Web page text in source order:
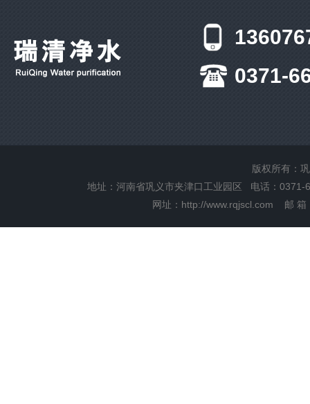
0371-
版权所有：
地址：河南省巩义市夹津口工业园区 电话：
网址： http://www.rqjscl.com 邮 箱